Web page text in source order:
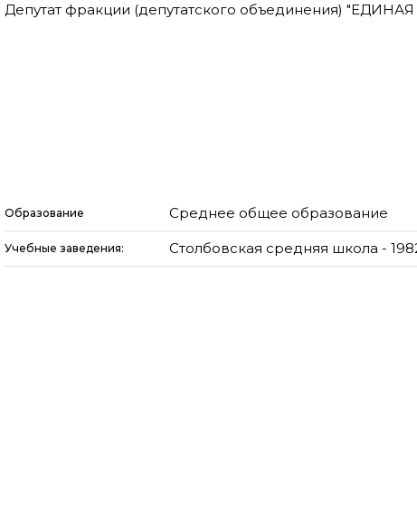
Депутат фракции (депутатского объединения)
Образование Среднее общее образование
Учебные заведения: Столбовская средняя школа -